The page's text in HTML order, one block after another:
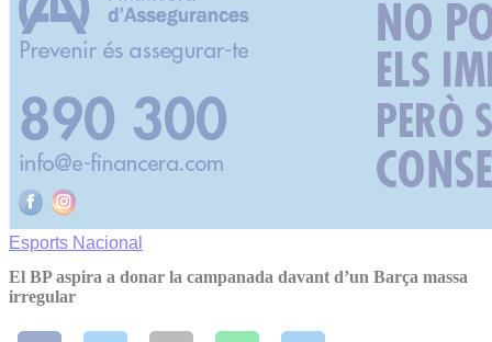
Esports Nacional
El BP aspira a donar la campanada davant d’un Barça massa
irregular